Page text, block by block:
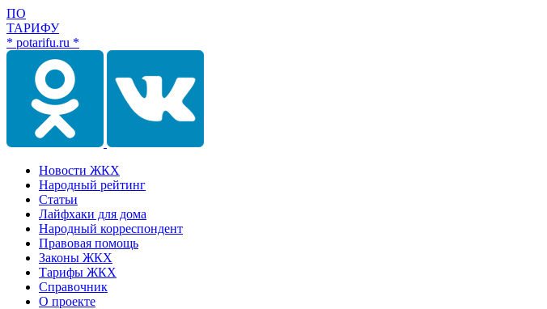
ПО
ТАРИФУ
* potarifu.ru *
Новости ЖКХ
Народный рейтинг
Статьи
Лайфхаки для дома
Народный корреспондент
Правовая помощь
Законы ЖКХ
Тарифы ЖКХ
Справочник
О проекте